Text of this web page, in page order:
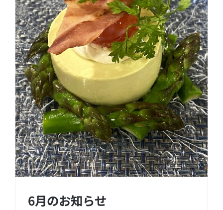
6月のお知らせ